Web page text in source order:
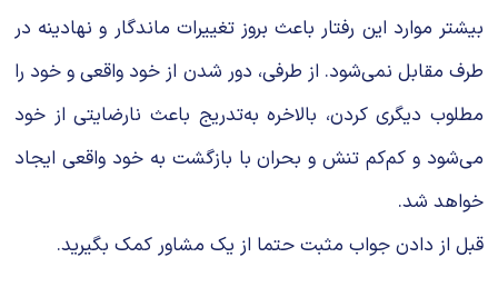
بیشتر موارد این رفتار باعث بروز تغییرات ماندگار و نهادینه در
طرف مقابل نمی‌‌‌شود. از طرفی، دور شدن از خود واقعی و خود را
مطلوب دیگری كردن، بالاخره به‌تدریج باعث نارضایتی از خود
می‌شود و کم‌کم تنش و بحران با بازگشت به خود واقعی ایجاد
خواهد شد.
قبل از دادن جواب مثبت حتما از یک مشاور کمک بگیرید.